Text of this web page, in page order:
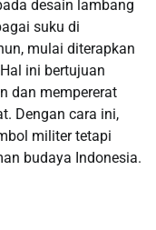
desain lambang
suku di
mulai diterapkan
ini bertujuan
dan mempererat
Dengan cara ini,
militer tetapi
budaya Indonesia.